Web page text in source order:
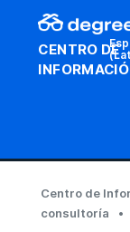
CENTRO DE
Centro de
consultoría